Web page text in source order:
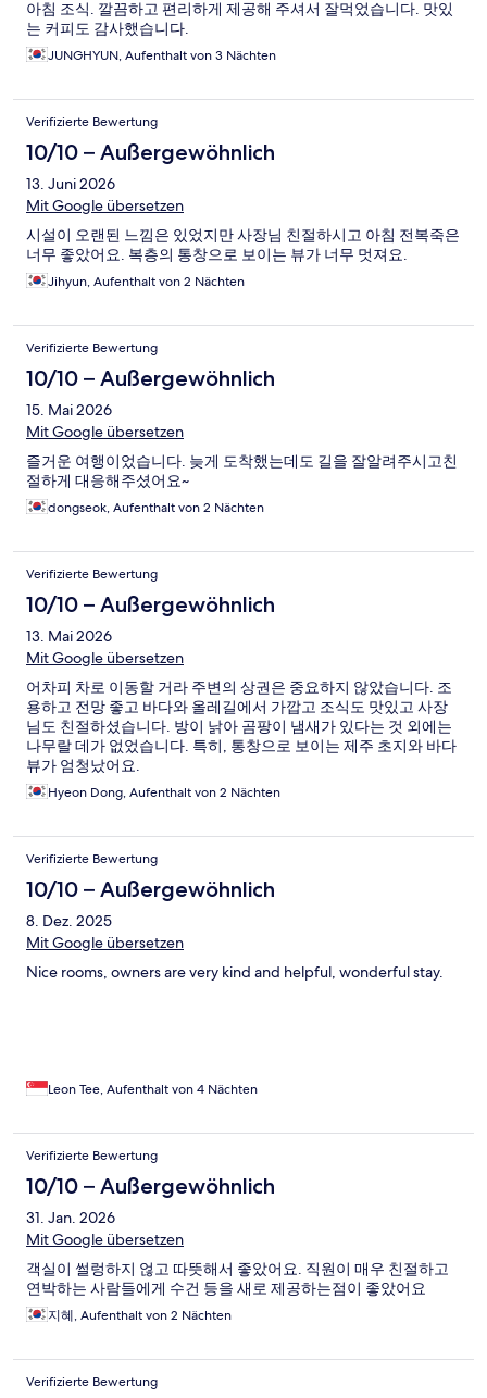
아침 조식. 깔끔하고 편리하게 제공해 주셔서 잘먹었습니다. 맛있
는 커피도 감사했습니다.
JUNGHYUN, Aufenthalt von 3 Nächten
Verifizierte Bewertung
10/10 – Außergewöhnlich
13. Juni 2026
Mit Google übersetzen
시설이 오랜된 느낌은 있었지만 사장님 친절하시고 아침 전복죽은
너무 좋았어요. 복층의 통창으로 보이는 뷰가 너무 멋져요.
Jihyun, Aufenthalt von 2 Nächten
Verifizierte Bewertung
10/10 – Außergewöhnlich
15. Mai 2026
Mit Google übersetzen
즐거운 여행이었습니다. 늦게 도착했는데도 길을 잘알려주시고친
절하게 대응해주셨어요~
dongseok, Aufenthalt von 2 Nächten
Verifizierte Bewertung
10/10 – Außergewöhnlich
13. Mai 2026
Mit Google übersetzen
어차피 차로 이동할 거라 주변의 상권은 중요하지 않았습니다. 조
용하고 전망 좋고 바다와 올레길에서 가깝고 조식도 맛있고 사장
님도 친절하셨습니다. 방이 낡아 곰팡이 냄새가 있다는 것 외에는
나무랄 데가 없었습니다. 특히, 통창으로 보이는 제주 초지와 바다
뷰가 엄청났어요.
Hyeon Dong, Aufenthalt von 2 Nächten
Verifizierte Bewertung
10/10 – Außergewöhnlich
8. Dez. 2025
Mit Google übersetzen
Nice rooms, owners are very kind and helpful, wonderful stay.
Leon Tee, Aufenthalt von 4 Nächten
Verifizierte Bewertung
10/10 – Außergewöhnlich
31. Jan. 2026
Mit Google übersetzen
객실이 썰렁하지 얺고 따뜻해서 좋았어요. 직원이 매우 친절하고
연박하는 사람들에게 수건 등을 새로 제공하는점이 좋았어요
지혜, Aufenthalt von 2 Nächten
Verifizierte Bewertung